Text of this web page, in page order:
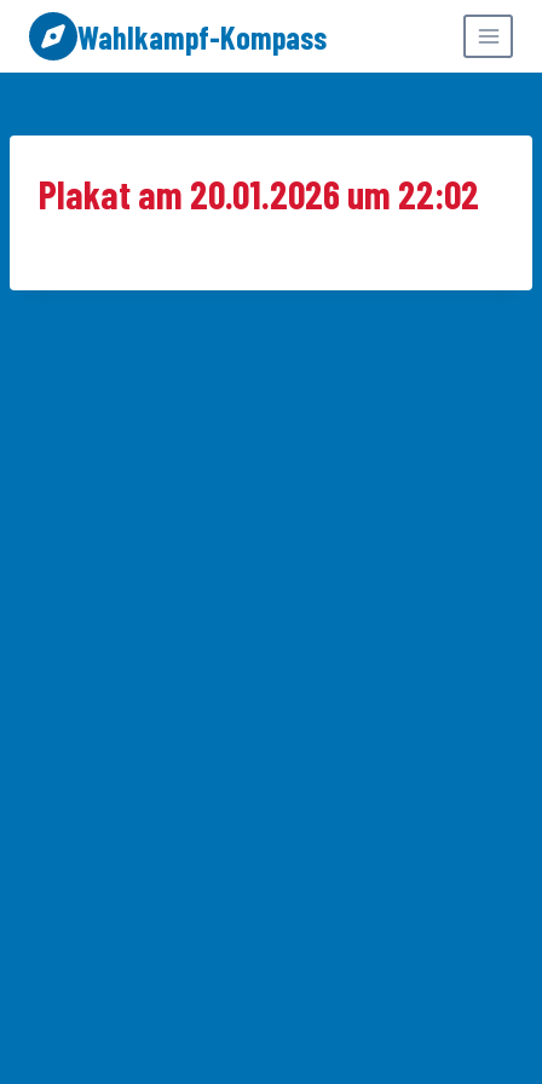
Zum
Inhalt
springen
Wahlkampf-Kompass
Plakat am 20.01.2026 um 22:02